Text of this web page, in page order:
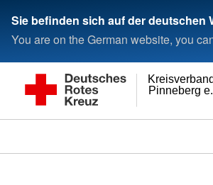
Sie befinden sich auf der deutschen
You are on the German website, you
Pinneberg